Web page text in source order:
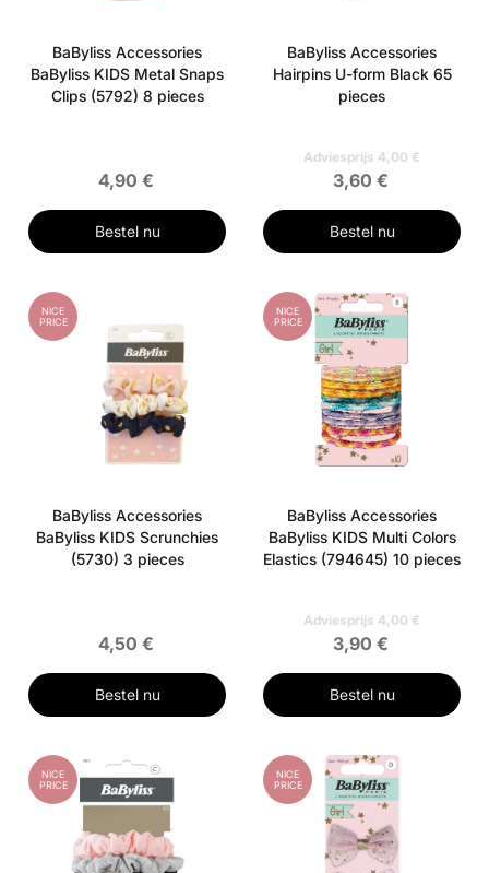
BaByliss Accessories
BaByliss KIDS Metal Snaps
Clips (5792) 8 pieces
4,90 €
Bestel nu
BaByliss Accessories
Hairpins U-form Black 65
pieces
Adviesprijs 4,00 €
3,60 €
Bestel nu
NICE
PRICE
BaByliss Accessories
BaByliss KIDS Scrunchies
(5730) 3 pieces
4,50 €
Bestel nu
NICE
PRICE
BaByliss Accessories
BaByliss KIDS Multi Colors
Elastics (794645) 10 pieces
Adviesprijs 4,00 €
3,90 €
Bestel nu
NICE
PRICE
NICE
PRICE